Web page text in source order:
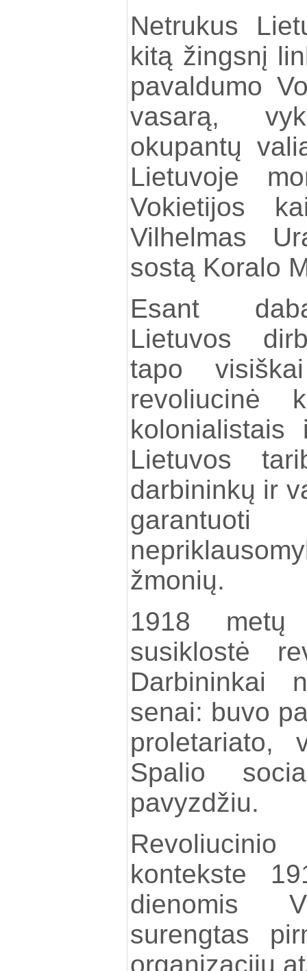
Netrukus
kitą žingsnį
pavaldumo
vasarą,
okupantų
Lietuvoje
Vokietijos
Vilhelmas
sostą Koralo
Esant
Lietuvos
tapo
revoliucinė
Lietuvos
darbininkų ir
žmonių.
1918 metų
susiklostė
Darbininkai
senai: buvo
proletariato,
Spalio
pavyzdžiu.
kontekste
dienomis
surengtas
organizacijų